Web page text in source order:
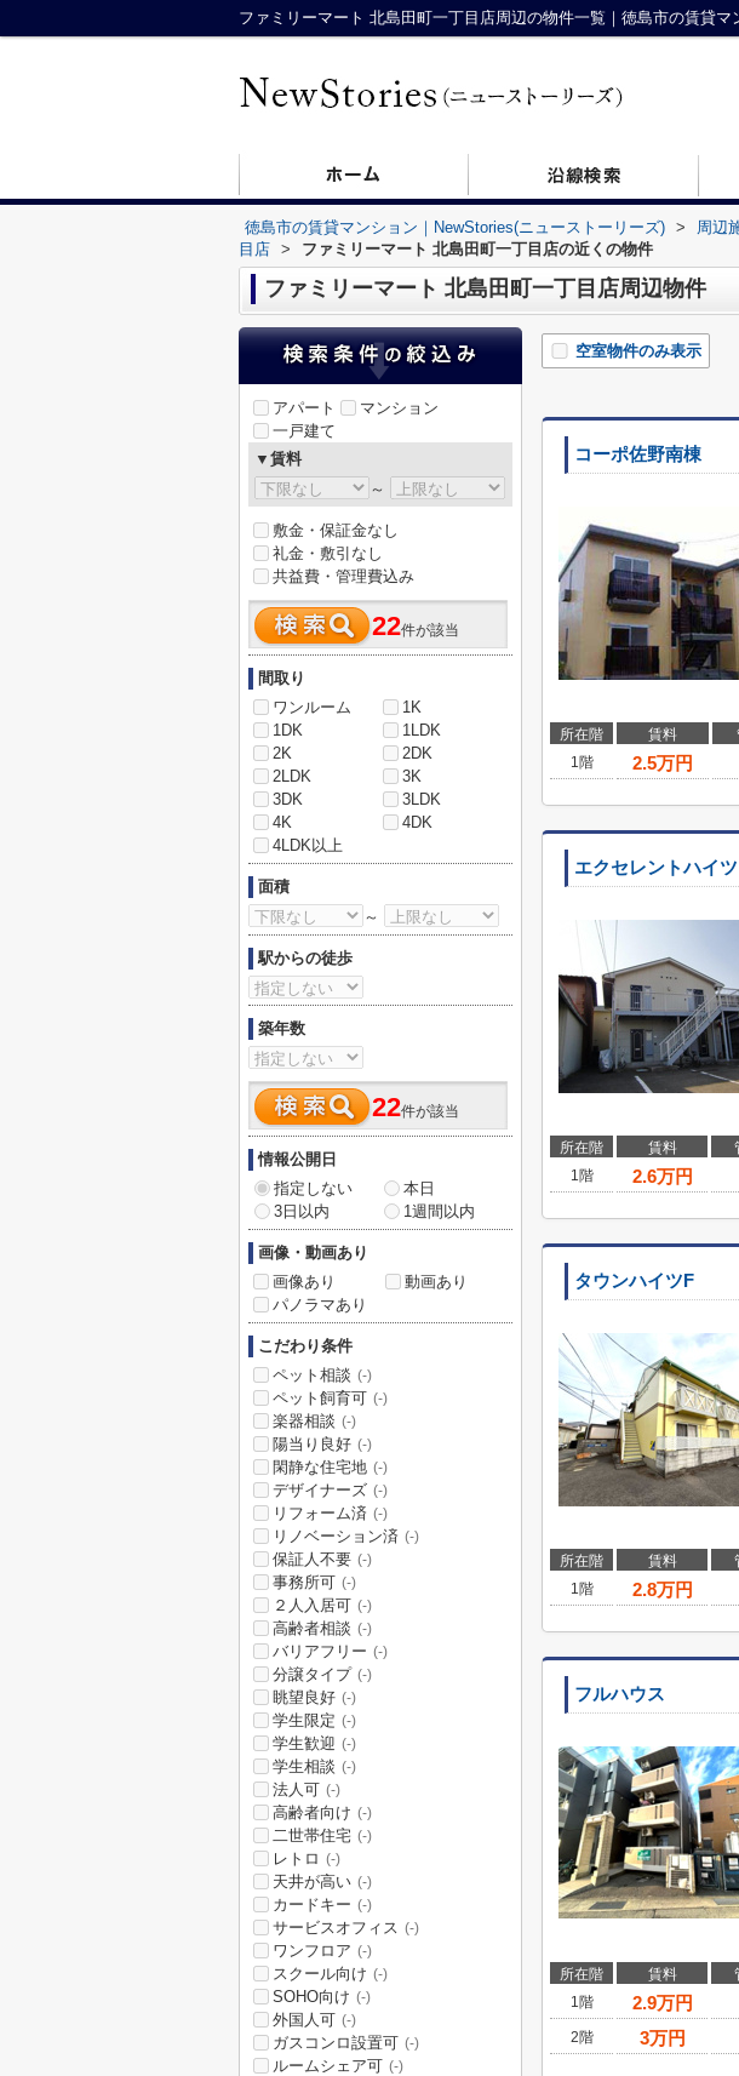
徳島市の賃貸マンション｜NewStories(ニューストーリーズ) > 周辺
目店 > ファミリーマート 北島田町一丁目店の近くの物件
ファミリーマート 北島田町一丁目店周辺物件
空室物件のみ表示
コーポ佐野南棟
所在階 賃料
1階
2.5万円
エクセレントハイ
所在階 賃料
1階
2.6万円
タウンハイツF
所在階 賃料
1階
2.8万円
フルハウス
所在階 賃料
1階
2.9万円
2階
3万円
アパート
マンション
一戸建て
▼賃料
～
敷金・保証金なし
礼金・敷引なし
共益費・管理費込み
22件が該当
間取り
ワンルーム
1K
1DK
1LDK
2K
2DK
2LDK
3K
3DK
3LDK
4K
4DK
4LDK以上
面積
～
駅からの徒歩
築年数
22件が該当
情報公開日
指定しない
本日
3日以内
1週間以内
画像・動画あり
画像あり
動画あり
パノラマあり
こだわり条件
ペット相談 (-)
ペット飼育可 (-)
楽器相談 (-)
陽当り良好 (-)
閑静な住宅地 (-)
デザイナーズ (-)
リフォーム済 (-)
リノベーション済 (-)
保証人不要 (-)
事務所可 (-)
２人入居可 (-)
高齢者相談 (-)
バリアフリー (-)
分譲タイプ (-)
眺望良好 (-)
学生限定 (-)
学生歓迎 (-)
学生相談 (-)
法人可 (-)
高齢者向け (-)
二世帯住宅 (-)
レトロ (-)
天井が高い (-)
カードキー (-)
サービスオフィス (-)
ワンフロア (-)
スクール向け (-)
SOHO向け (-)
外国人可 (-)
ガスコンロ設置可 (-)
ルームシェア可 (-)